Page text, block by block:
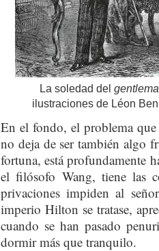
La soledad del
ilustraciones de Léon
En el fondo, el problema que
no deja de ser también algo
fortuna, está profundamente
el filósofo Wang, tiene las
privaciones impiden al
imperio Hilton se tratase,
cuando se han pasado
dormir más que tranquilo.